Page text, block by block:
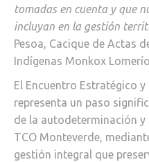
tomadas en cuenta y que
incluyan en la gestión
Pesoa, Cacique de Actas
Indígenas Monkox
El Encuentro Estratégico
representa un paso
de la autodeterminación
TCO Monteverde,
gestión integral que